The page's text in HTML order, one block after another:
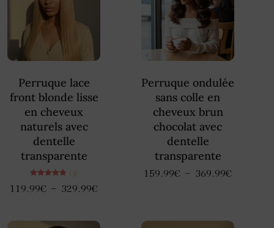
Perruque lace
front blonde lisse
en cheveux
naturels avec
dentelle
transparente
5.00
(3)
119.99€ – 329.99€
Perruque ondulée
sans colle en
cheveux brun
chocolat avec
dentelle
transparente
159.99€ – 369.99€